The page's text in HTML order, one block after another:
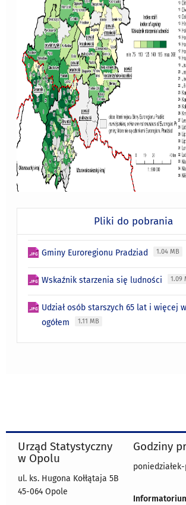
Pliki do pobrania
Gminy Euroregionu Pradziad 1.04 MB
Wskaźnik starzenia się ludności 1.09
Udział osób starszych 65 lat i więcej
ogółem
1.11 MB
Urząd Statystyczny
w Opolu
ul. ks. Hugona Kołłątaja 5B
45-064 Opole
Godziny